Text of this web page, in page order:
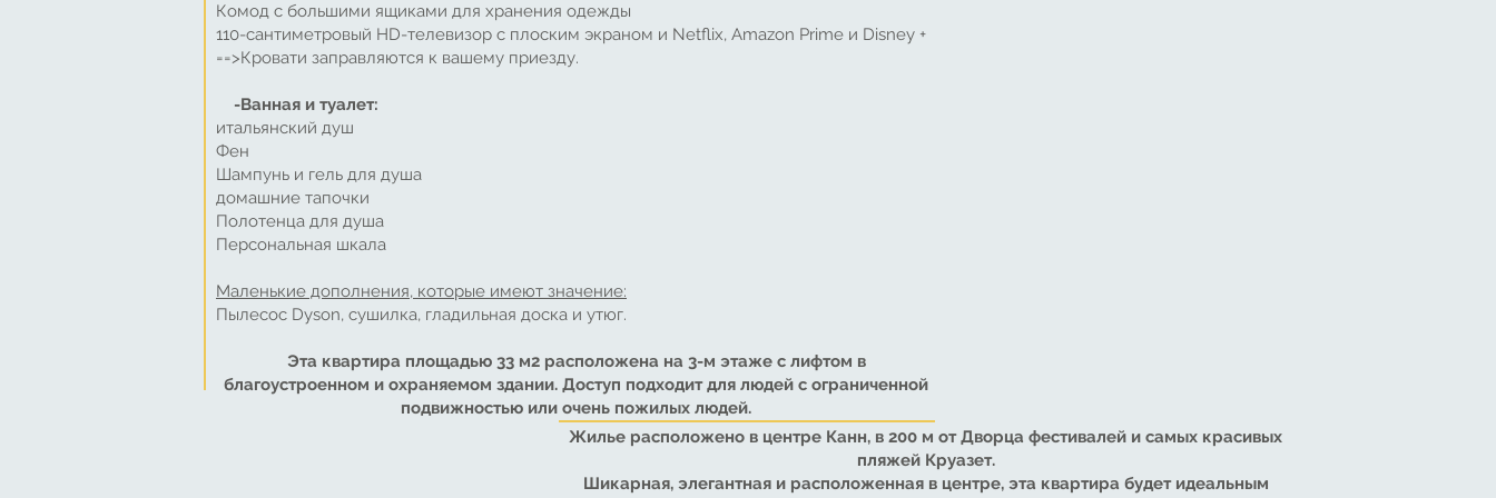
Комод с большими ящиками для хранения одежды
110-сантиметровый HD-телевизор с плоским экраном и Netflix, Amazon Prime и Disney +
==>Кровати заправляются к вашему приезду.
-Ванная и туалет:
итальянский душ
Фен
Шампунь и гель для душа
домашние тапочки
Полотенца для душа
Персональная шкала
Маленькие дополнения, которые имеют значение:
Пылесос Dyson, сушилка, гладильная доска и утюг.
Эта квартира площадью 33 м2 расположена на 3-м этаже с лифтом в
благоустроенном и охраняемом здании. Доступ подходит для людей с ограниченной
подвижностью или очень пожилых людей.
Жилье расположено в центре Канн, в 200 м от Дворца фестивалей и самых красивых
пляжей Круазет.
Шикарная, элегантная и расположенная в центре, эта квартира будет идеальным